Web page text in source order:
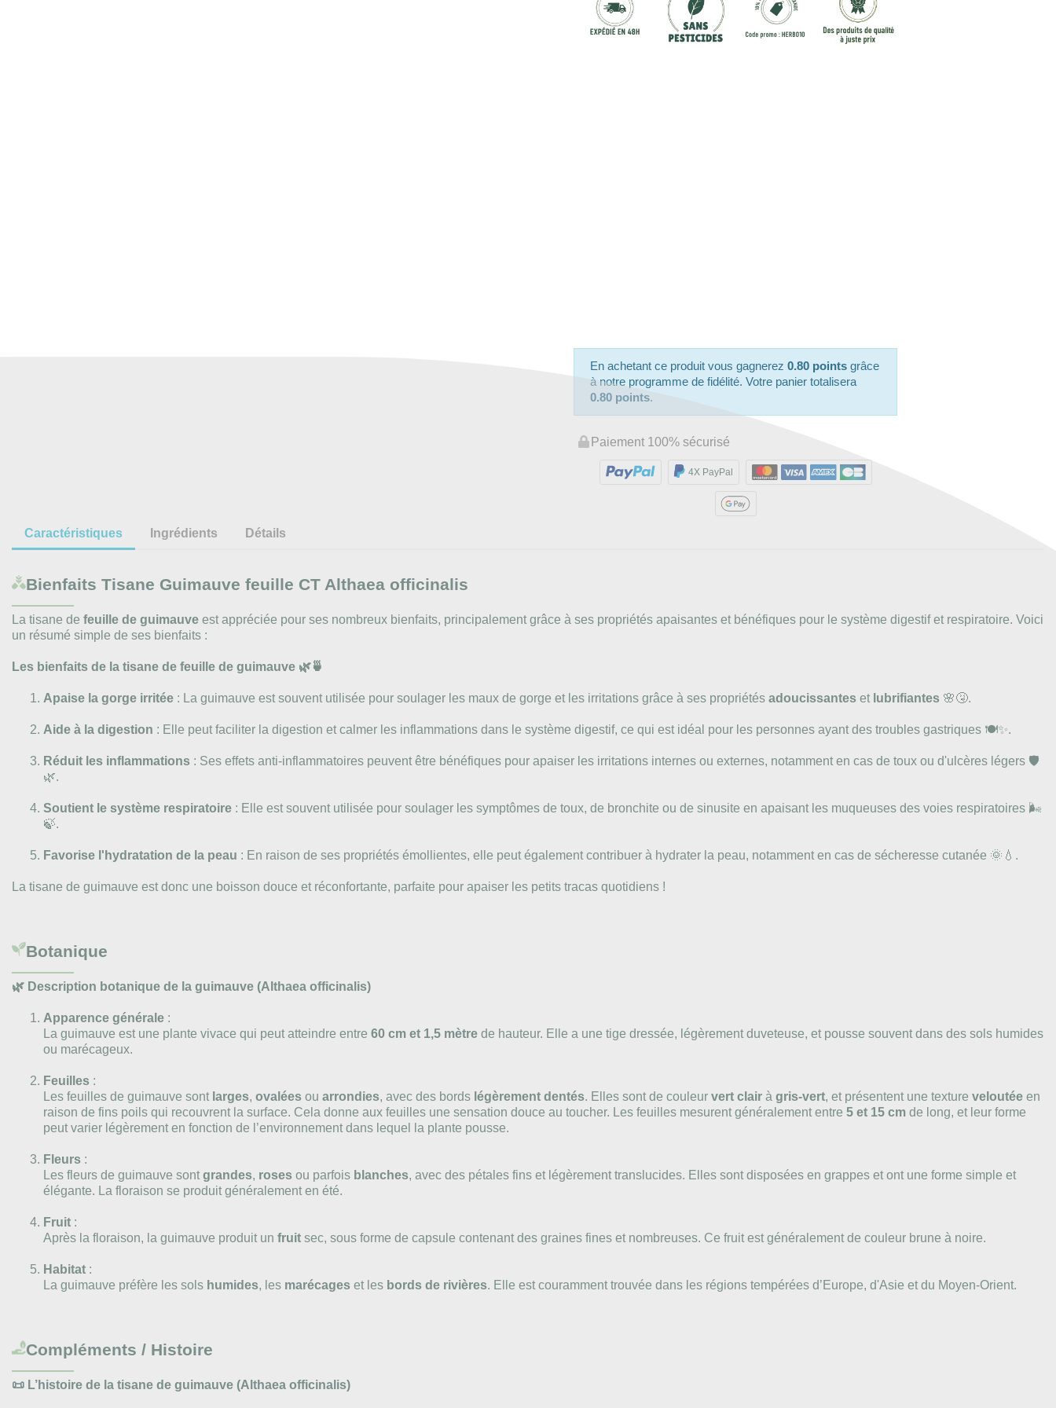
En achetant ce produit vous gagnerez0.80 points grâce
à notre programme de fidélité. Votre panier totalisera
0.80 points.
Paiement 100% sécurisé
4X PayPal
Caractéristiques Ingrédients Détails
Bienfaits Tisane Guimauve feuille CT Althaea officinalis
La tisane de feuille de guimauve est appréciée pour ses nombreux bienfaits, principalement grâce à ses propriétés apaisantes et bénéfiques pour le système digestif et respiratoire. Voici
un résumé simple de ses bienfaits :
Les bienfaits de la tisane de feuille de guimauve 🌿🍵
Apaise la gorge irritée : La guimauve est souvent utilisée pour soulager les maux de gorge et les irritations grâce à ses propriétés adoucissantes et lubrifiantes 🌸🤧.
Aide à la digestion : Elle peut faciliter la digestion et calmer les inflammations dans le système digestif, ce qui est idéal pour les personnes ayant des troubles gastriques 🍽️✨.
Réduit les inflammations : Ses effets anti-inflammatoires peuvent être bénéfiques pour apaiser les irritations internes ou externes, notamment en cas de toux ou d'ulcères légers 🛡️
🌿.
Soutient le système respiratoire : Elle est souvent utilisée pour soulager les symptômes de toux, de bronchite ou de sinusite en apaisant les muqueuses des voies respiratoires 🌬️
🍃.
Favorise l'hydratation de la peau : En raison de ses propriétés émollientes, elle peut également contribuer à hydrater la peau, notamment en cas de sécheresse cutanée 🌞💧.
La tisane de guimauve est donc une boisson douce et réconfortante, parfaite pour apaiser les petits tracas quotidiens !
Botanique
🌿 Description botanique de la guimauve (Althaea officinalis)
Apparence générale :
La guimauve est une plante vivace qui peut atteindre entre 60 cm et 1,5 mètre de hauteur. Elle a une tige dressée, légèrement duveteuse, et pousse souvent dans des sols humides
ou marécageux.
Feuilles :
Les feuilles de guimauve sont larges, ovalées ou arrondies, avec des bords légèrement dentés. Elles sont de couleur vert clair à gris-vert, et présentent une texture veloutée en
raison de fins poils qui recouvrent la surface. Cela donne aux feuilles une sensation douce au toucher. Les feuilles mesurent généralement entre 5 et 15 cm de long, et leur forme
peut varier légèrement en fonction de l’environnement dans lequel la plante pousse.
Fleurs :
Les fleurs de guimauve sont grandes, roses ou parfois blanches, avec des pétales fins et légèrement translucides. Elles sont disposées en grappes et ont une forme simple et
élégante. La floraison se produit généralement en été.
Fruit :
Après la floraison, la guimauve produit un fruit sec, sous forme de capsule contenant des graines fines et nombreuses. Ce fruit est généralement de couleur brune à noire.
Habitat :
La guimauve préfère les sols humides, les marécages et les bords de rivières. Elle est couramment trouvée dans les régions tempérées d’Europe, d'Asie et du Moyen-Orient.
Compléments / Histoire
📜 L’histoire de la tisane de guimauve (Althaea officinalis)